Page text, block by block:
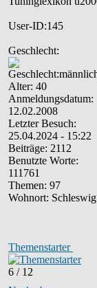
User-ID:145
Geschlecht:
Alter: 40
Anmeldungsdatum:
12.02.2008
Letzter Besuch:
25.04.2024 - 15:22
Beiträge: 2112
Benutzte Worte:
111761
Themen: 97
Wohnort: Schleswig
Themenstarter
6 / 12